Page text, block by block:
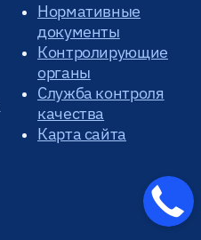
Нормативные
документы
Контролирующие
органы
Служба контроля
качества
Карта сайта